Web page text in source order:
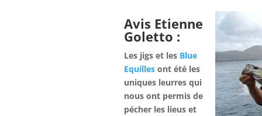
Avis Etienne
Goletto :
Les jigs et les Blue
Equilles ont été les
uniques leurres qui
nous ont permis de
pécher les lieus et